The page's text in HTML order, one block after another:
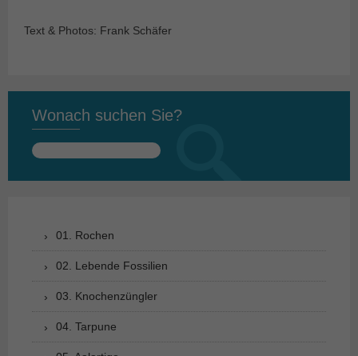
Text & Photos: Frank Schäfer
Wonach suchen Sie?
Suchen
01. Rochen
02. Lebende Fossilien
03. Knochenzüngler
04. Tarpune